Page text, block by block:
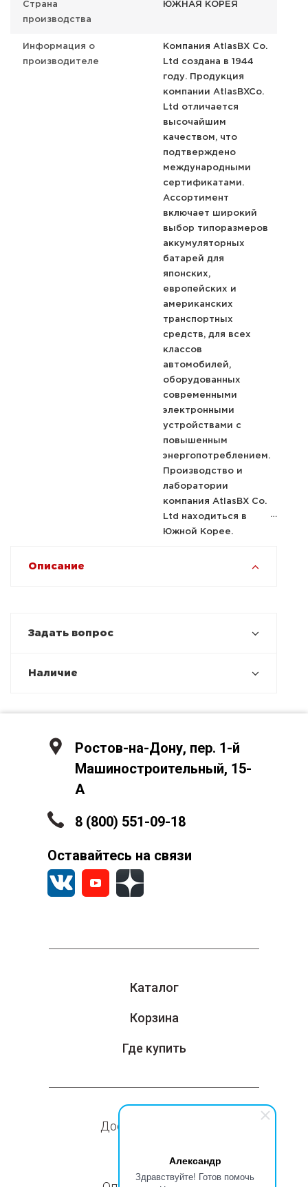
Александр
Здравствуйте! Готов помочь
Страна
производства
ЮЖНАЯ КОРЕЯ
Информация о
производителе
Компания AtlasBX Co.
Ltd создана в 1944
году. Продукция
компании AtlasBXCo.
Ltd отличается
высочайшим
качеством, что
подтверждено
международными
сертификатами.
Ассортимент
включает широкий
выбор типоразмеров
аккумуляторных
батарей для
японских,
европейских и
американских
транспортных
средств, для всех
классов
автомобилей,
оборудованных
современными
электронными
устройствами с
повышенным
энергопотреблением.
Производство и
лаборатории
компания AtlasBX Co.
Ltd находиться в
Южной Корее.
Описание
Задать вопрос
Наличие
Каталог
Корзина
Где купить
Доставка и оплата
Компания
Ростов-на-Дону, пер. 1-й
Машиностроительный, 15-
А
8 (800) 551-09-18
Оставайтесь на связи